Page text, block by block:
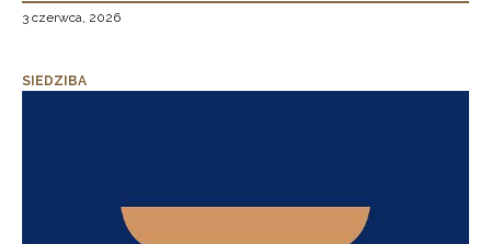
3 czerwca, 2026
SIEDZIBA